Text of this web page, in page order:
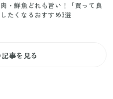
肉・鮮魚どれも旨い！「買って良
たくなるおすすめ3選
事を見る